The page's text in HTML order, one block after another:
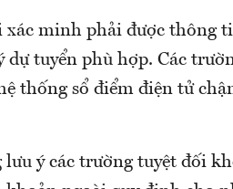
xác minh phải được thông
tuyển phù hợp. Các
thống sổ điểm điện tử
ý các trường tuyệt đối